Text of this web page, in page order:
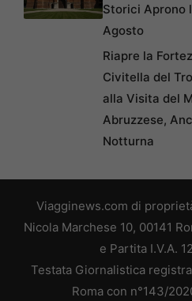
Storici Aprono
Agosto
Riapre la
Civitella del
alla Visita del
Abruzzese,
Notturna
Viagginews.com di
Nicola Marchese 10, 00141
e Partita I.V.A.
Testata Giornalistica
Roma con n°143/